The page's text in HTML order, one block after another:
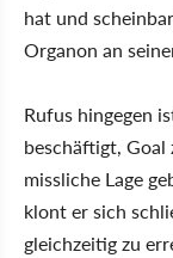
hat und
Organon an
Rufus hingegen
beschäftigt,
missliche Lage
klont er sich
gleichzeitig zu